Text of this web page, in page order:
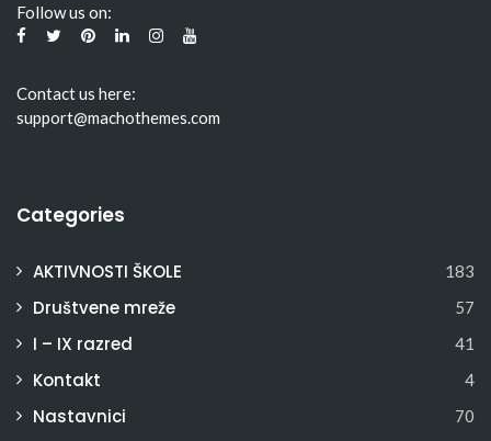
Follow us on:
Contact us here:
support@machothemes.com
Categories
AKTIVNOSTI ŠKOLE 183
Društvene mreže 57
I – IX razred 41
Kontakt 4
Nastavnici 70